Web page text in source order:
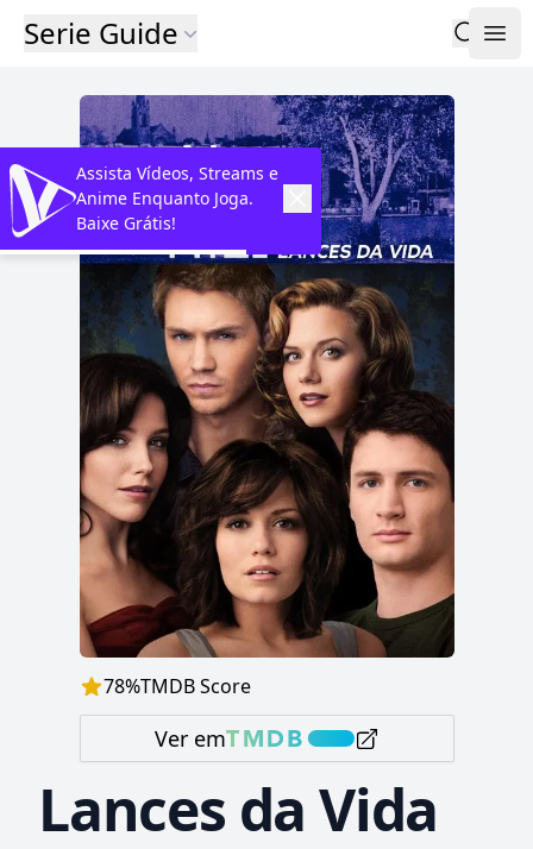
Serie Guide
78%TMDB Score
Ver em
Lances da Vida
Assista Vídeos, Streams e
Anime Enquanto Joga.
Baixe Grátis!